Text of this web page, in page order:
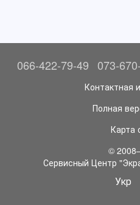
066-422-79-49 073-
Контактная
Полная
Карта
©
Сервисный Центр
Укр